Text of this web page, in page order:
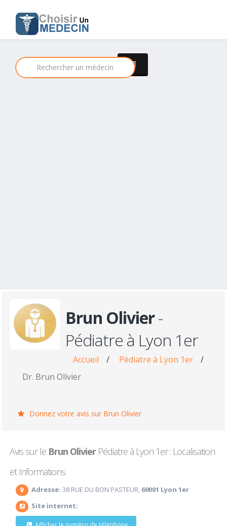
Brun Olivier-
Pédiatre à Lyon 1er
Accueil / Pédiatre à Lyon 1er
/
Dr. Brun Olivier
Donnez votre avis sur Brun Olivier
Avis sur le Brun OlivierPédiatre à Lyon 1er : Localisation
et Informations
Adresse: 38 RUE DU BON PASTEUR, 69001 Lyon 1er
Site internet: